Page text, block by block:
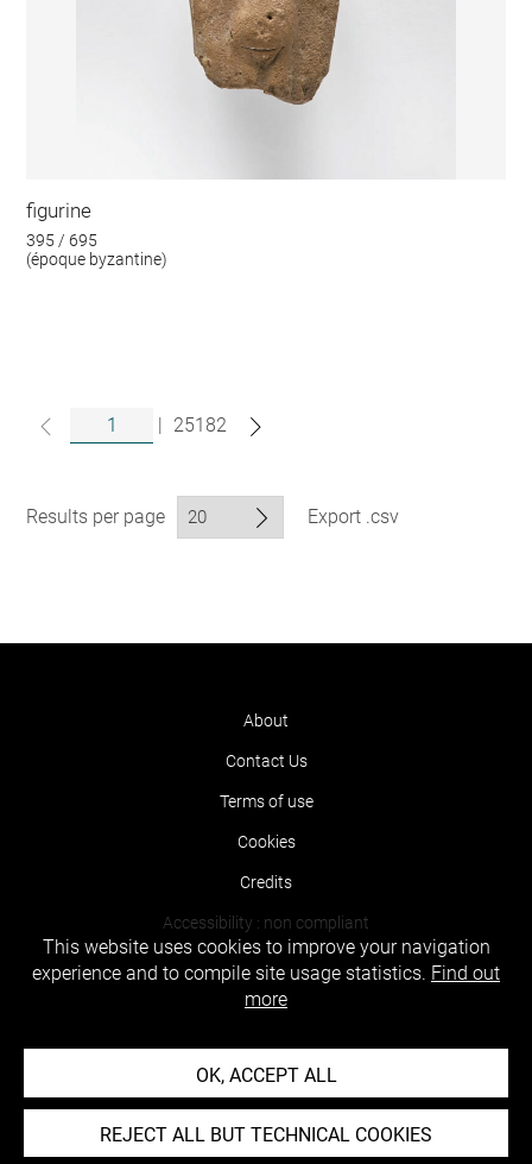
figurine
395 / 695
(époque byzantine)
| 25182
Results per page Export .csv
About
Contact Us
Terms of use
Cookies
Credits
Accessibility : non compliant
This website uses cookies to improve your navigation
experience and to compile site usage statistics. Find out
more
OK, ACCEPT ALL
REJECT ALL BUT TECHNICAL COOKIES